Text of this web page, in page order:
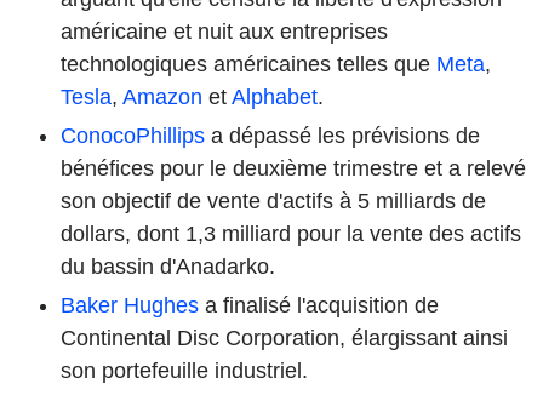
américaine et nuit aux entreprises
technologiques américaines telles que Meta,
Tesla, Amazon et Alphabet.
ConocoPhillips a dépassé les prévisions de
bénéfices pour le deuxième trimestre et a relevé
son objectif de vente d'actifs à 5 milliards de
dollars, dont 1,3 milliard pour la vente des actifs
du bassin d'Anadarko.
Baker Hughes a finalisé l'acquisition de
Continental Disc Corporation, élargissant ainsi
son portefeuille industriel.